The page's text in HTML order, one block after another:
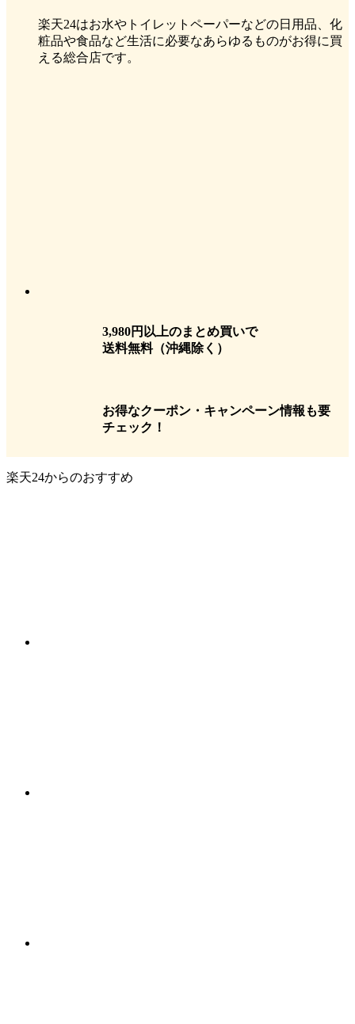
楽天24はお水やトイレットペーパーなどの日用品、化
粧品や食品など生活に必要なあらゆるものがお得に買
える総合店です。
3,980円以上のまとめ買いで
送料無料（沖縄除く）
お得なクーポン・キャンペーン情報も要
チェック！
楽天24からのおすすめ